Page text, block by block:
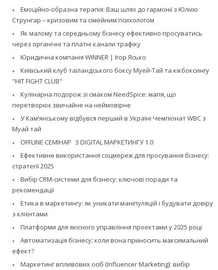
Емоційно-образна терапія: Ваш шлях до гармонії з Юлією
Струнгар – кризовим та сімейним психологом
Як малому та середньому бізнесу ефективно просуватись
через органічні та платні канали трафіку
Юридична компанія WINNER | Ігор Ясько
Київський клуб таїландського боксу Муей-Тай та кікбоксингу
"HIT FIGHT CLUB"
Кулінарна подорож зі смаком NeedSpice: магія, що
перетворює звичайне на неймовірне
У Камʼянському відбувся перший в Україні Чемпіонат WBC з
Муай тай
OFFLINE СЕМІНАР З DIGITAL МАРКЕТИНГУ 1.0
Ефективне використання соцмереж для просування бізнесу:
стратегії 2025
Вибір CRM-системи для бізнесу: ключові поради та
рекомендації
Етика в маркетингу: як уникати маніпуляцій і будувати довіру
з клієнтами
Платформи для якісного управління проектами у 2025 році
Автоматизація бізнесу: коли вона приносить максимальний
ефект?
Маркетинг впливових осіб (Influencer Marketing): вибір